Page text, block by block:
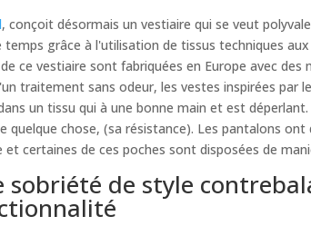
, conçoit désormais un vestiaire qui se veut
temps grâce à l'utilisation de tissus techniques
ce vestiaire sont fabriquées en Europe avec
traitement sans odeur, les vestes inspirées par
un tissu qui à une bonne main et est
quelque chose, (sa résistance). Les pantalons
et certaines de ces poches sont disposées de
sobriété de style